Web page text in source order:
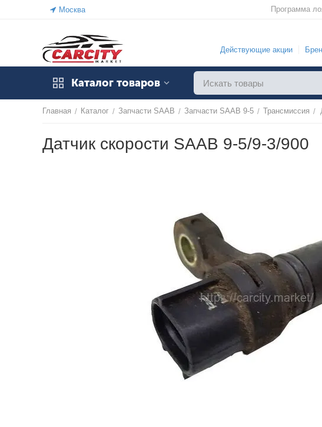
Москва Программа
Действующие акции
Каталог товаров
Главная / Каталог / Запчасти SAAB / Запчасти SAAB 9-5 / Трансмиссия /
Датчик скорости SAAB 9-5/9-3/900